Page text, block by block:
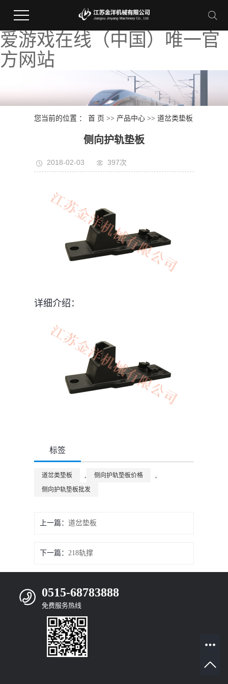
爱游戏在线（中国）唯一官
方网站
您当前的位置 ：首 页 >> 产品中心 >>道岔类垫板
侧向护轨垫板
2018-02-03 397次
详细介绍：
标签
道岔类垫板 , 侧向护轨垫板价格 ,
侧向护轨垫板批发
上一篇：道岔垫板
下一篇：218轨撑
0515-68783888
免费服务热线